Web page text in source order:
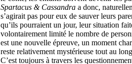
Spartacus & Cassandraa donc,
s’agirait pas pour eux de sauver leurs
qu’ils pourraient un jour, leur situation
volontairement limité le nombre de
est une nouvelle épreuve, un moment
reste relativement mystérieuse tout au
C’est toujours à travers les